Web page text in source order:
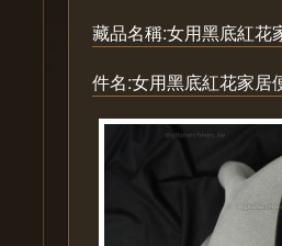
藏品名稱:女用黑底紅花
件名:女用黑底紅花家居